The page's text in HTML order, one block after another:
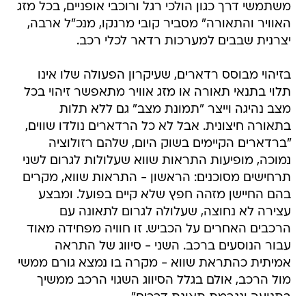
משתמשי דרך כגון הולכי רגל ורוכבי אופניים, בכל מזג
האוויר והתאורה" מסביר קובי מרנקו, מנכ"ל ארבה,
יצרנית שבבים למערכות רדאר לכלי רכב.
בזיהוי מבוסס רדארים, שעיקרון הפעולה שלו אינו
תלוי בתנאי תאורה או מזג אוויר מתאפשר זיהוי בכל
מצב נהיגה וייצר "תמונת מצב" גם ללא תלות
בתאורה חיצונית. אבל לא כל הרדארים נולדו שווים,
"ברדארים הקיימים בשוק היום, שלהם רזולוציה
נמוכה, מופיעות התראות שווא שעלולות לגרום לשני
תרחישים מסוכנים: הראשון - התראות שווא, מקרים
בהם החיישן מזהה חפץ שלא קיים בפועל. ומבצע
עצירה לא נחוצה, שעלולה לגרום לתאונה עם
הרכבים האחרים על הכביש. זו חוויה מפחידה מאוד
עבור הנוסעים ברכב. השני - סיווג של התראה
אמיתית כהתראת שווא - מקרה בו נמצא גורם ממשי
מול הרכב, אולם בגלל הסיווג השגוי הרכב ממשיך